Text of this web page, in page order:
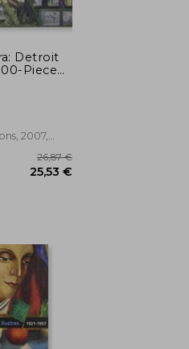
Detroit
Piece
(en
2007,
5%
dcto.